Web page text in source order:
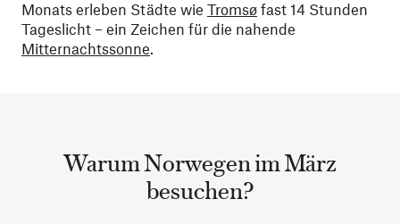
Monats erleben Städte wie Tromsø fast 14 Stunden
Tageslicht – ein Zeichen für die nahende
Mitternachtssonne.
Warum Norwegen im März
besuchen?